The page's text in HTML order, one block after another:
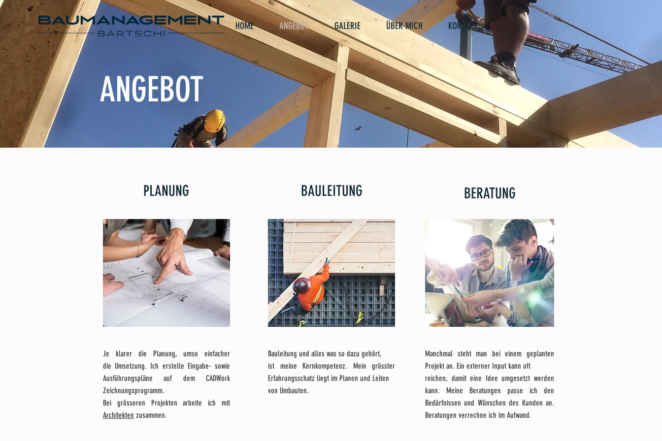
HOME ANGEBOT GALERIE ÜBER MICH KONTAKT
ANGEBOT
PLANUNG
Je klarer die Planung, umso einfacher
die Umsetzung. Ich erstelle Eingabe- sowie
Ausführungspläne auf dem CADWork
Zeichnungsprogramm.
Bei grösseren Projekten arbeite ich mit
Architekten zusammen.
BAULEITUNG
Bauleitung und alles was so dazu gehört,
ist meine Kernkompetenz. Mein grösster
Erfahrungsschatz liegt im Planen und Leiten
von Umbauten.
BERATUNG
Manchmal steht man bei einem geplanten
Projekt an. Ein externer Input kann oft
reichen, damit eine Idee umgesetzt werden
kann. Meine Beratungen passe ich den
Bedürfnissen und Wünschen des Kunden an.
Beratungen verrechne ich im Aufwand.